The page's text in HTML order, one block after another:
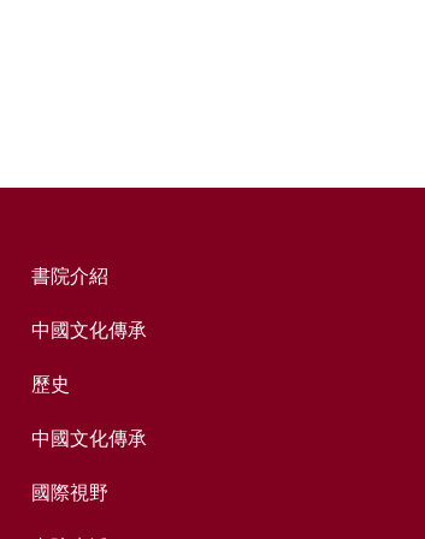
書院介紹
中國文化傳承
歷史
中國文化傳承
國際視野